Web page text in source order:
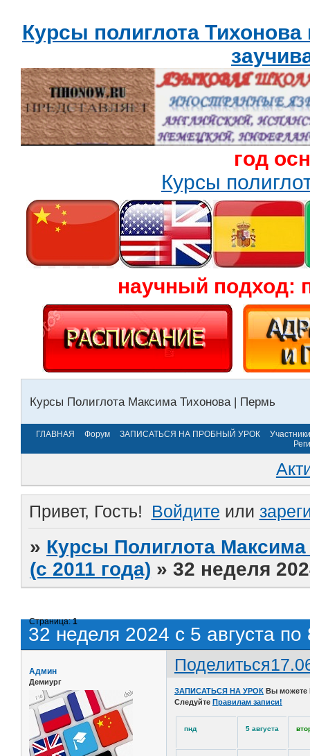
Курсы полиглота
год
Курсы
научный подход:
Курсы Полиглота Максима Тихонова | Пермь
ГЛАВНАЯ Форум ЗАПИСАТЬСЯ НА ПРОБНЫЙ УРОК
Участники
Привет, Гость! Войдите или
» Курсы Полиглота
(с 2011 года) »32 неделя
32 неделя 2024 с 5 августа по
Страница:1
Поделиться
Админ
Демиург
ЗАПИСАТЬСЯ НА УРОК Вы
Следуйте Правилам записи!
пнд 5 августа